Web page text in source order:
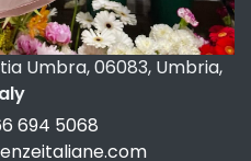
Umbra, 06083, Umbria,
694 5068